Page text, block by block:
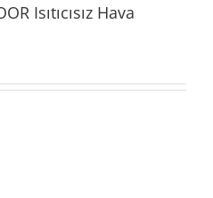
Isıtıcısız Hava